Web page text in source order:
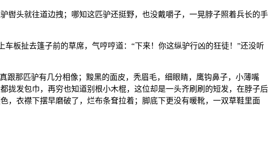
辔头就往道边拽；哪知这匹驴还挺野，也没戴嚼子，一晃脖子照着兵长的手
板扯去篷子前的草席，气哼哼道：“下来！你这纵驴行凶的狂徒！”还没听
那匹驴有几分相像；黢黑的面皮，秃眉毛，细眼睛，鹰钩鼻子，小薄嘴
拢发包巾，再穷也知道别根小木棍，这位却是一头齐刷刷的短发，在脖子后
，衣襟下摆早磨破了，烂布条耷拉着；脚底下更没有暖靴，一双草鞋里面